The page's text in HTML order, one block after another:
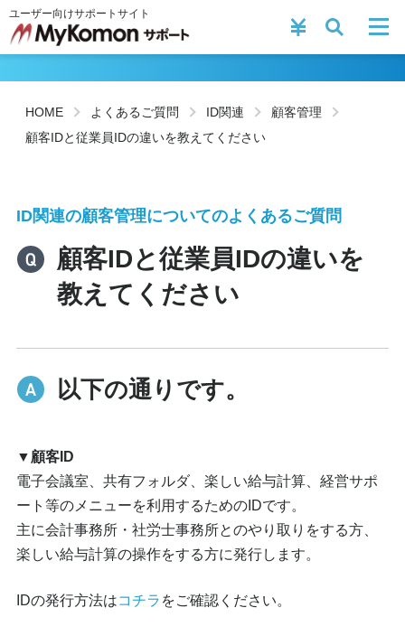
ユーザー向けサポートサイト
HOME よくあるご質問 ID関連
顧客管理
顧客IDと従業員IDの違いを教えてください
ID関連の顧客管理についてのよくあるご質問
顧客IDと従業員IDの違いを
教えてください
以下の通りです。
▼顧客ID
電子会議室、共有フォルダ、楽しい給与計算、経営サポ
ート等のメニューを利用するためのIDです。
主に会計事務所・社労士事務所とのやり取りをする方、
楽しい給与計算の操作をする方に発行します。
IDの発行方法はコチラ をご確認ください。